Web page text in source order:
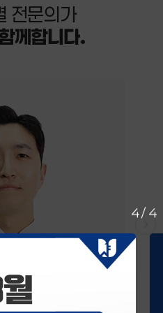
4/ 4
들께 최적의 도수치
전문의가
께합니다.